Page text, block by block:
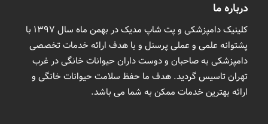
درباره ما
کلینیک دامپزشکی و پت شاپ مدیک در بهمن ماه سال 1397 با
پشتوانه علمی و عملی پرسنل و با هدف ارائه خدمات تخصصی
دامپزشکی به صاحبان و دوست داران حیوانات خانگی در غرب
تهران تاسیس گردید. هدف ما حفظ سلامت حیوانات خانگی و
ارائه بهترین خدمات ممکن به شما می باشد.